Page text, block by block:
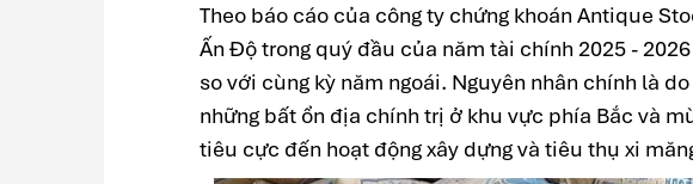
Theo báo cáo của công ty chứng khoán Antique
Ấn Độ trong quý đầu của năm tài chính 2025 -
so với cùng kỳ năm ngoái. Nguyên nhân chính là
những bất ổn địa chính trị ở khu vực phía Bắc và
tiêu cực đến hoạt động xây dựng và tiêu thụ xi